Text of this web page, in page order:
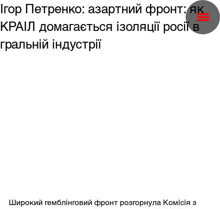
Ігор Петренко: азартний фронт: як
КРАІЛ домагається ізоляції росії в
гральній індустрії
Широкий гемблінговий фронт розгорнула Комісія з